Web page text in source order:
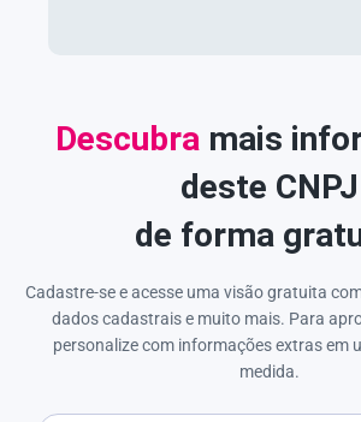
Descubra mais
deste CNPJ
de forma
Cadastre-se e acesse uma visão gratuita
dados cadastrais e muito mais. Para
personalize com informações extras em
medida.